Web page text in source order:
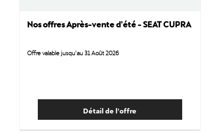
Nos offres Après-vente d'été - SEAT CUPRA
Offre valable jusqu’au 31 Août 2026
Détail de l’offre